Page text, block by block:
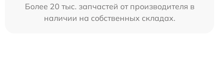
Более 20 тыс. запчастей от производителя в
наличии на собственных складах.